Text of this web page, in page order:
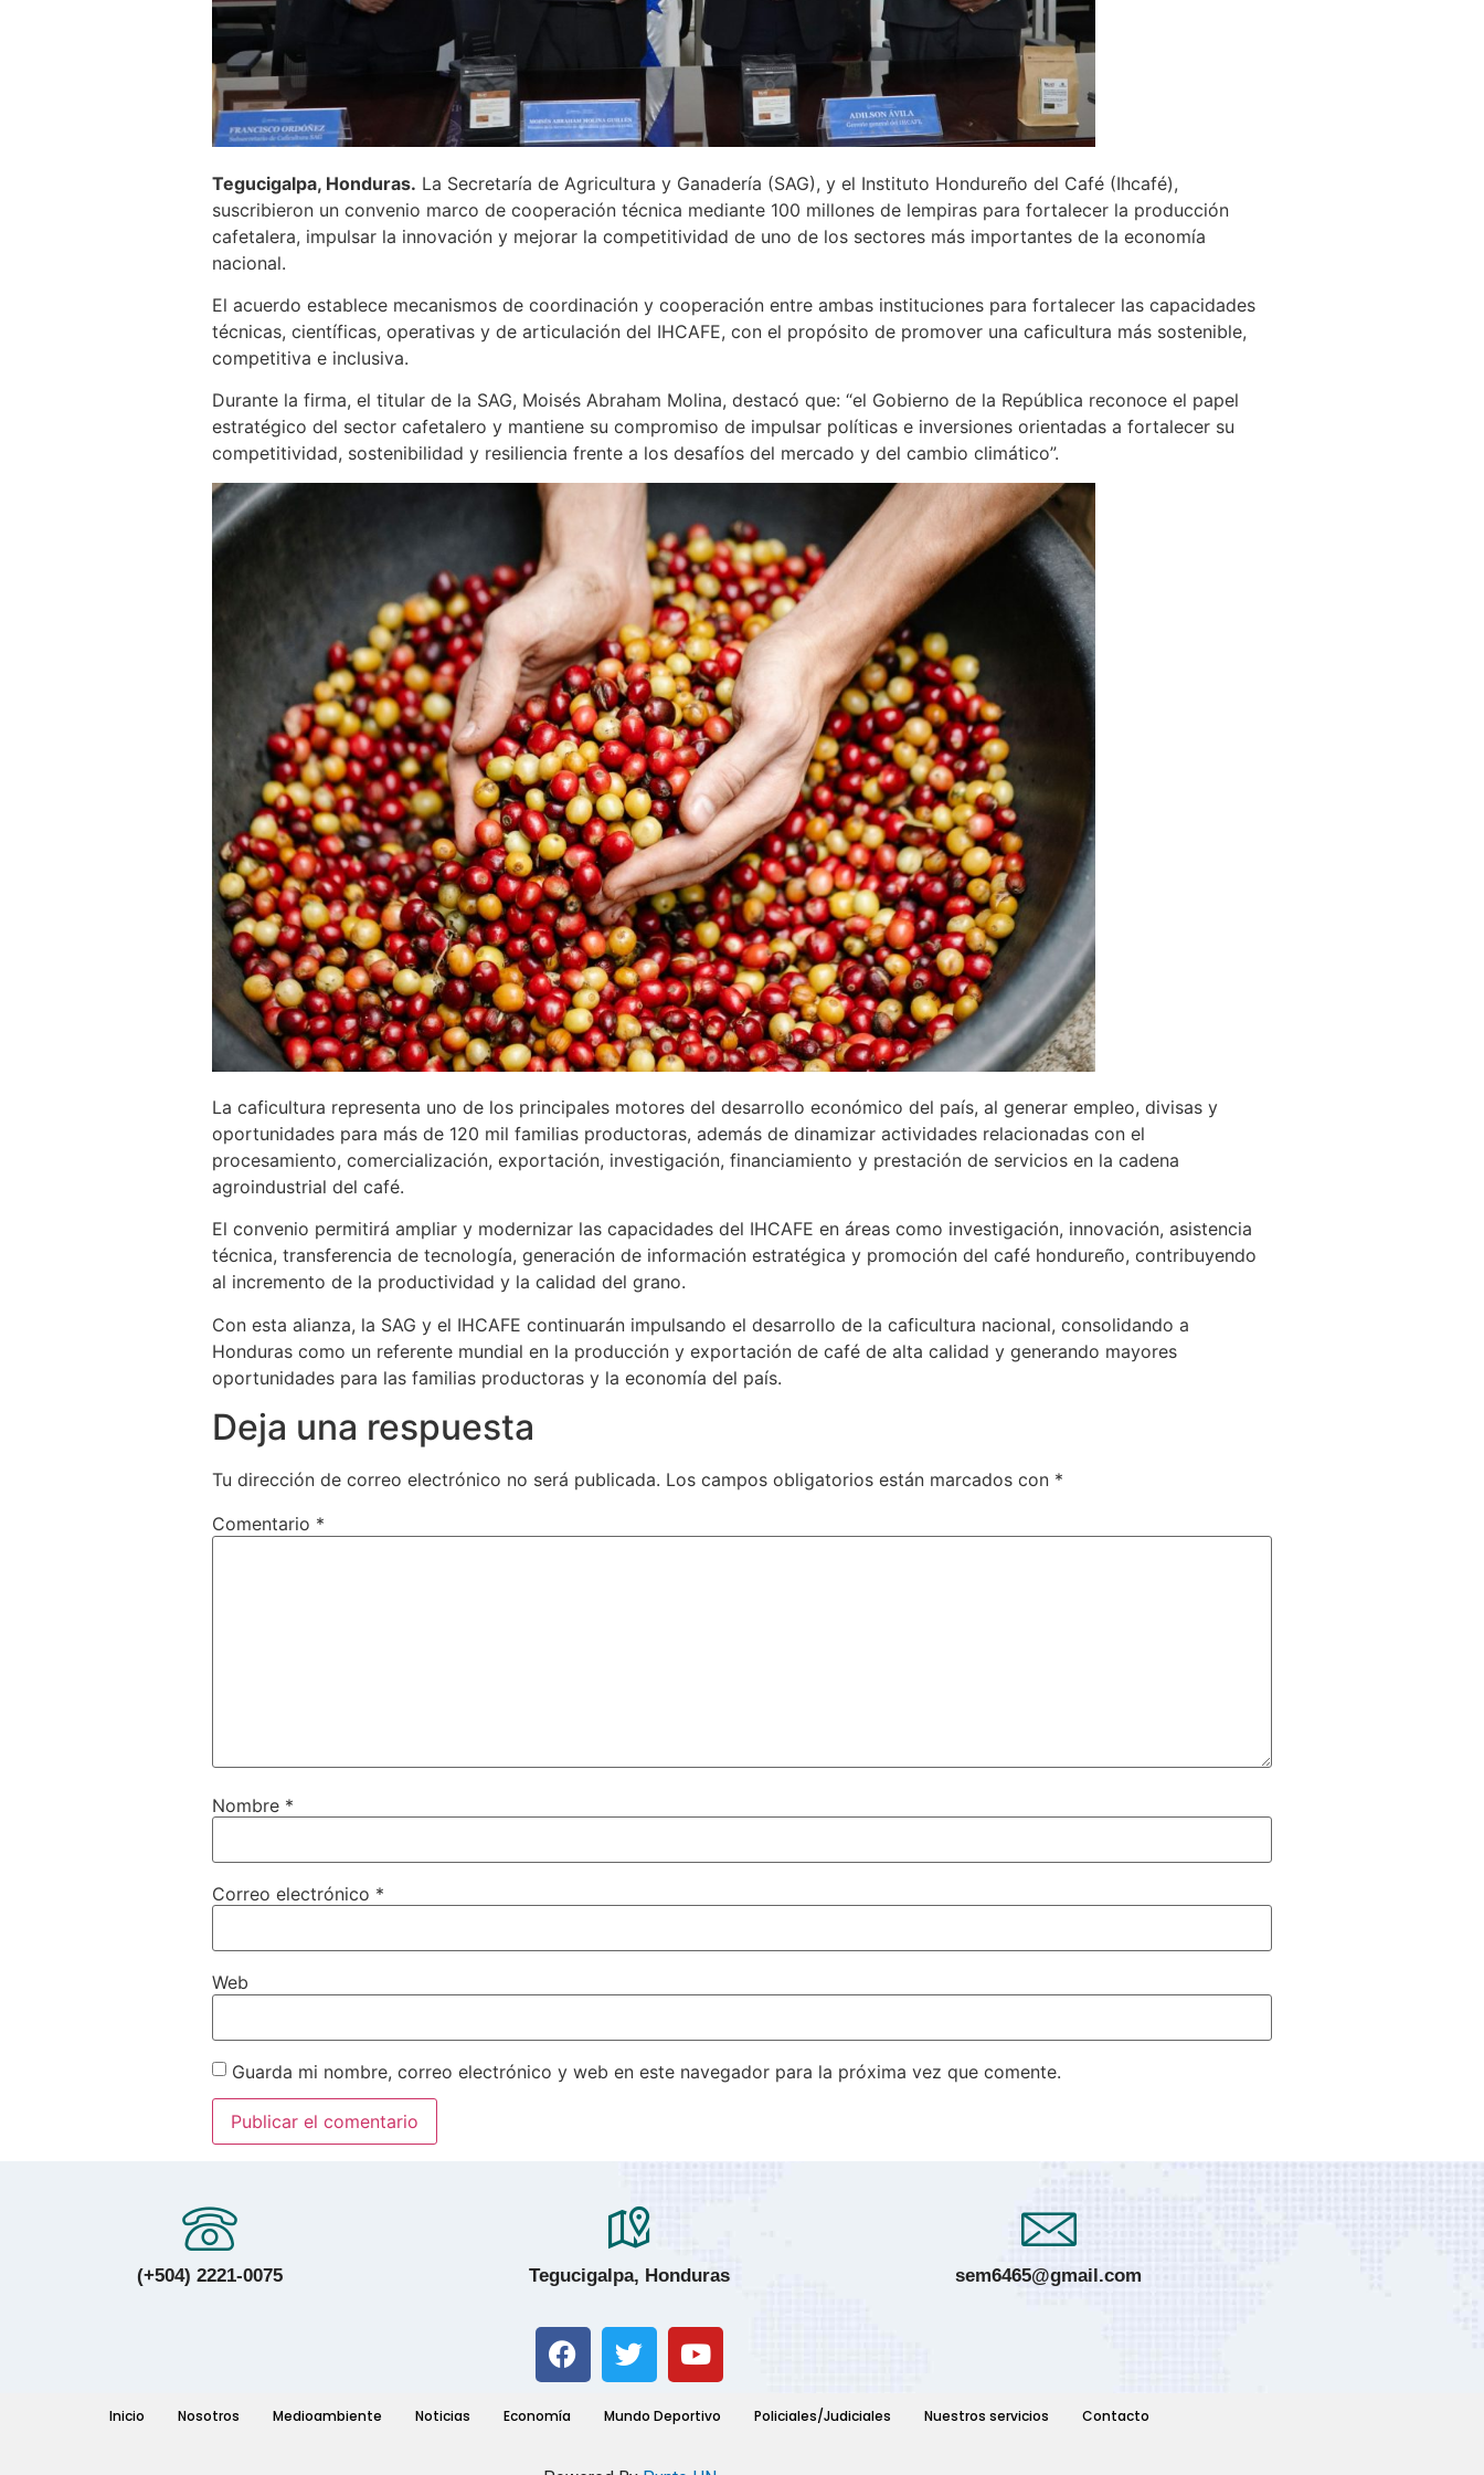
Tegucigalpa, Honduras. La Secretaría de Agricultura y Ganadería (SAG), y el Instituto Hondureño del Café (Ihcafé),
suscribieron un convenio marco de cooperación técnica mediante 100 millones de lempiras para fortalecer la producción
cafetalera, impulsar la innovación y mejorar la competitividad de uno de los sectores más importantes de la economía
nacional.
El acuerdo establece mecanismos de coordinación y cooperación entre ambas instituciones para fortalecer las capacidades
técnicas, científicas, operativas y de articulación del IHCAFE, con el propósito de promover una caficultura más sostenible,
competitiva e inclusiva.
Durante la firma, el titular de la SAG, Moisés Abraham Molina, destacó que: “el Gobierno de la República reconoce el papel
estratégico del sector cafetalero y mantiene su compromiso de impulsar políticas e inversiones orientadas a fortalecer su
competitividad, sostenibilidad y resiliencia frente a los desafíos del mercado y del cambio climático”.
La caficultura representa uno de los principales motores del desarrollo económico del país, al generar empleo, divisas y
oportunidades para más de 120 mil familias productoras, además de dinamizar actividades relacionadas con el
procesamiento, comercialización, exportación, investigación, financiamiento y prestación de servicios en la cadena
agroindustrial del café.
El convenio permitirá ampliar y modernizar las capacidades del IHCAFE en áreas como investigación, innovación, asistencia
técnica, transferencia de tecnología, generación de información estratégica y promoción del café hondureño, contribuyendo
al incremento de la productividad y la calidad del grano.
Con esta alianza, la SAG y el IHCAFE continuarán impulsando el desarrollo de la caficultura nacional, consolidando a
Honduras como un referente mundial en la producción y exportación de café de alta calidad y generando mayores
oportunidades para las familias productoras y la economía del país.
Deja una respuesta
Tu dirección de correo electrónico no será publicada. Los campos obligatorios están marcados con *
Comentario *
Nombre *
Correo electrónico *
Web
Guarda mi nombre, correo electrónico y web en este navegador para la próxima vez que comente.
(+504) 2221-0075 Tegucigalpa, Honduras sem6465@gmail.com
Inicio Nosotros Medioambiente Noticias Economía Mundo Deportivo Policiales/Judiciales Nuestros servicios Contacto